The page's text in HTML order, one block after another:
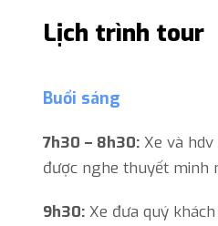
Lịch trình tour
Buổi sáng
7h30 – 8h30: Xe và
được nghe thuyết minh
9h30: Xe đưa quý